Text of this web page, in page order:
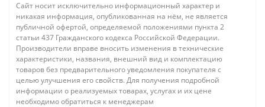
Сайт носит исключительно информационный характер и
никакая информация, опубликованная на нём, не является
публичной офертой, определяемой положениями пункта 2
статьи 437 Гражданского кодекса Российской Федерации.
Производители вправе вносить изменения в технические
характеристики, названия, внешний вид и комплектацию
товаров без предварительного уведомления покупателя с
целью улучшения его свойств. Для получения подробной
информации о реализуемых товарах, услугах и их цене
необходимо обратиться к менеджерам